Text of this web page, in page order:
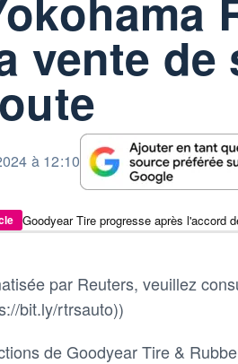
vente de
à 12:10
par Reuters, veuillez
bit.ly/rtrsauto))
de Goodyear Tire &